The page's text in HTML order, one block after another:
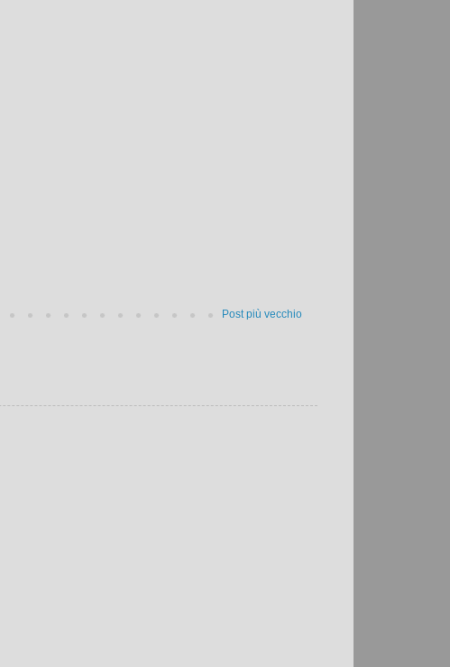
Post più vecchio